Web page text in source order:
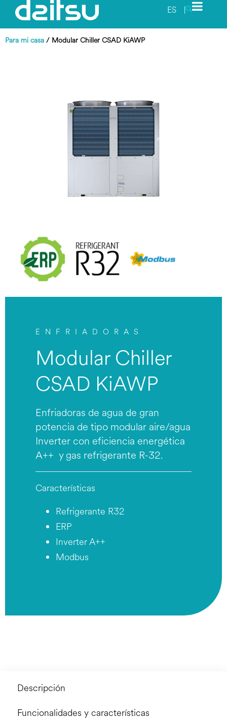
ES |
Para mi casa / Modular Chiller CSAD KiAWP
ENFRIADORAS
Modular Chiller
CSAD KiAWP
Enfriadoras de agua de gran
potencia de tipo modular aire/agua
Inverter con eficiencia energética
A++ y gas refrigerante R-32.
Características
Refrigerante R32
ERP
Inverter A++
Modbus
Descripción
Funcionalidades y características